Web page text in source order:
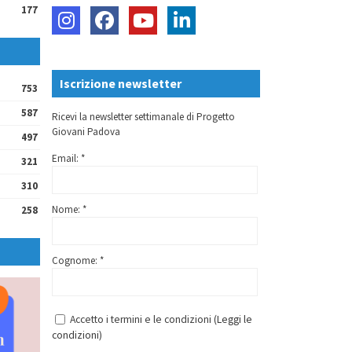
177
753
587
497
321
310
258
Iscrizione newsletter
Ricevi la newsletter settimanale di Progetto
Giovani Padova
Email: *
Nome: *
Cognome: *
Accetto i termini e le condizioni (Leggi le
condizioni)